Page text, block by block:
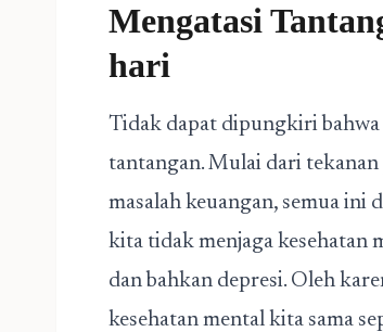
Mengatasi
hari
Tidak dapat dipungkiri
tantangan. Mulai dari
masalah keuangan, semua ini
kita tidak menjaga kesehatan
dan bahkan depresi. Oleh
kesehatan mental kita sama